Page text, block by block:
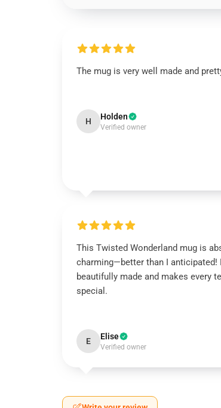
The mug is very well made and
H Holden
Verified owner
This Twisted Wonderland mug is
charming—better than I anticipated!
beautifully made and makes every
special.
E Elise
Verified owner